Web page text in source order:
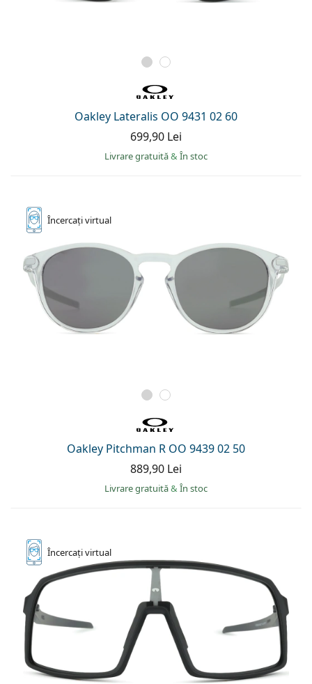
Oakley Lateralis OO 9431 02 60
699,90 Lei
Livrare gratuită& În stoc
Încercațivirtual
Oakley Pitchman R OO 9439 02 50
889,90 Lei
Livrare gratuită& În stoc
Încercațivirtual